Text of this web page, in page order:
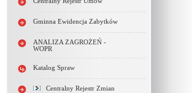
Gminna Ewidencja Zabytków
ANALIZA ZAGROŻEŃ -
WOPR
Katalog Spraw
Centralny Rejestr Zmian